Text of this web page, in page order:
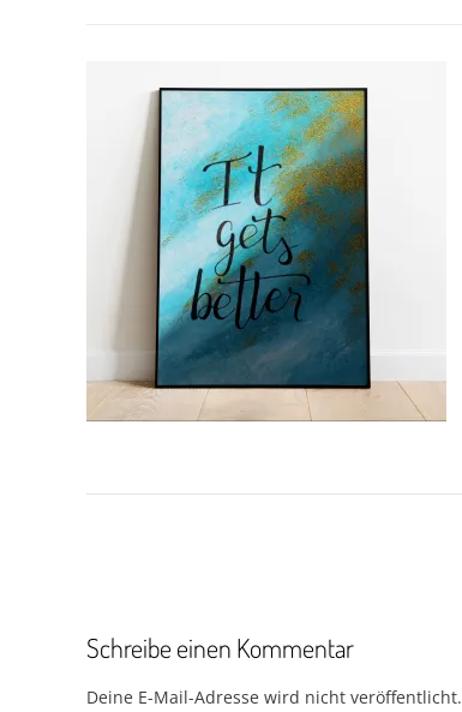
Schreibe einen Kommentar
Deine E-Mail-Adresse wird nicht veröffentlicht.